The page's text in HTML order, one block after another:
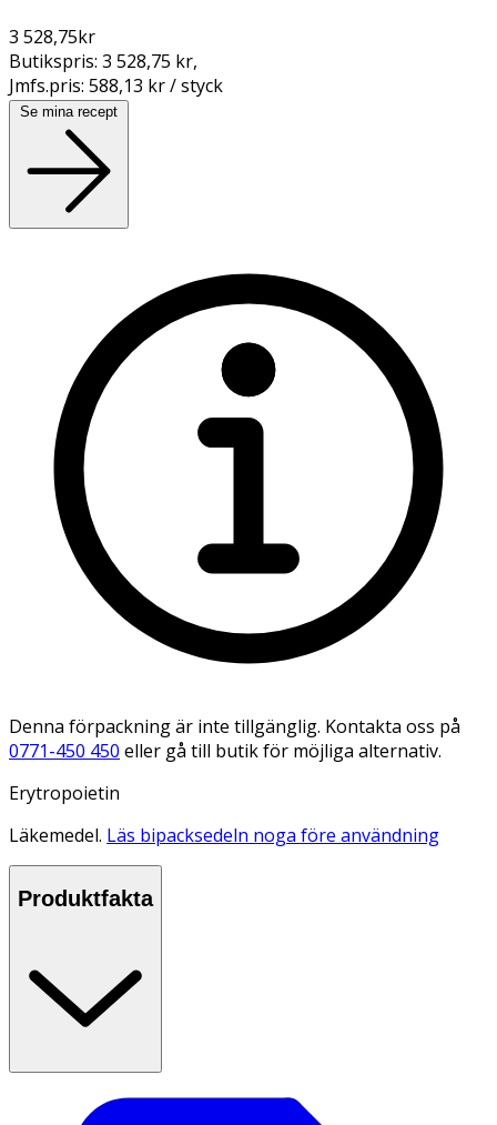
3 528,75kr
Butikspris: 3 528,75 kr,
Jmfs.pris: 588,13 kr / styck
Se mina recept
Denna förpackning är inte tillgänglig. Kontakta oss på
0771-450 450 eller gå till butik för möjliga alternativ.
Erytropoietin
Läkemedel. Läs bipacksedeln noga före användning
Produktfakta